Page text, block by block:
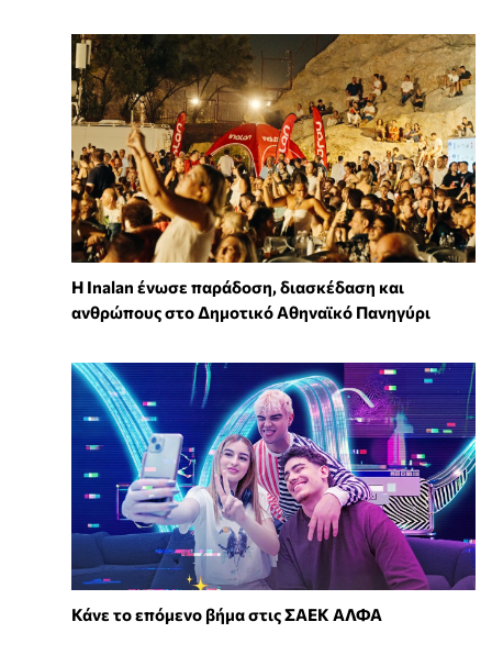
Η Inalan ένωσε παράδοση, διασκέδαση και
ανθρώπους στο Δημοτικό Αθηναϊκό Πανηγύρι
Κάνε το επόμενο βήμα στις ΣΑΕΚ ΑΛΦΑ